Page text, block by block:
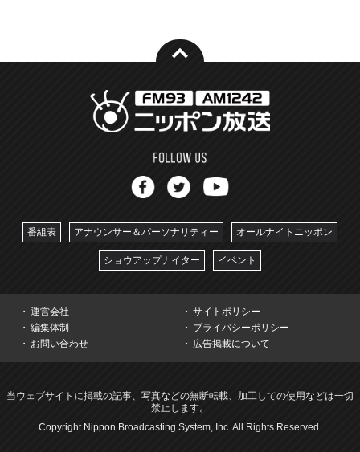
番組表 アナウンサー＆パーソナリティー オールナイトニッポン
ショウアップナイター イベント
運営会社
サイトポリシー
編集体制
プライバシーポリシー
お問い合わせ
広告掲載について
当ウェブサイトに掲載の記事、写真などの無断転載、加工しての使用などは一切
禁止します。
Copyright Nippon Broadcasting System, Inc. All Rights Reserved.